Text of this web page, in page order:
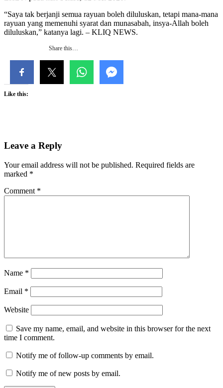
“Saya tak berjanji semua rayuan boleh diluluskan, tetapi mana-mana
rayuan yang memenuhi syarat dan munasabah, insya-Allah boleh
diluluskan,” katanya lagi. – KLIQ NEWS.
Share this…
Like this:
Leave a Reply
Your email address will not be published. Required fields are
marked *
Comment *
Name *
Email *
Website
Save my name, email, and website in this browser for the next
time I comment.
Notify me of follow-up comments by email.
Notify me of new posts by email.